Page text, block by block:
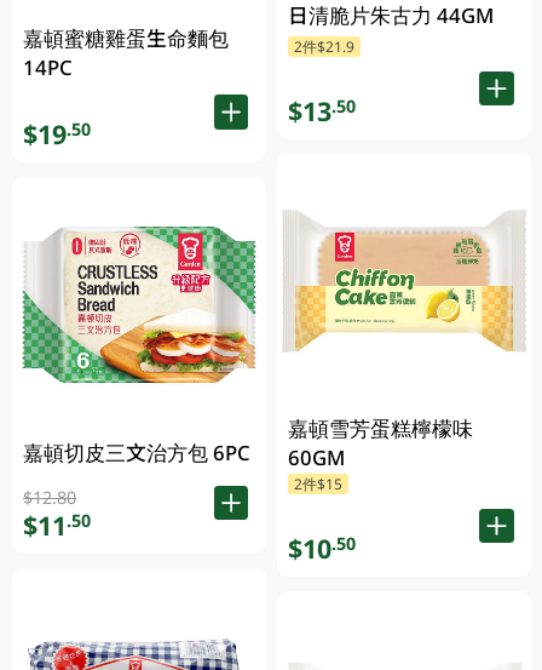
嘉頓蜜糖雞蛋生命麵包
14PC
$19.50
嘉頓切皮三文治方包 6PC
$12.80
$11.50
日清脆片朱古力 44GM
2件$21.9
$13.50
嘉頓雪芳蛋糕檸檬味
60GM
2件$15
$10.50